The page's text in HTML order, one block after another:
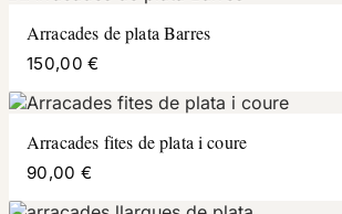
Arracades de plata Barres
150,00 €
Arracades fites de plata i coure
90,00 €